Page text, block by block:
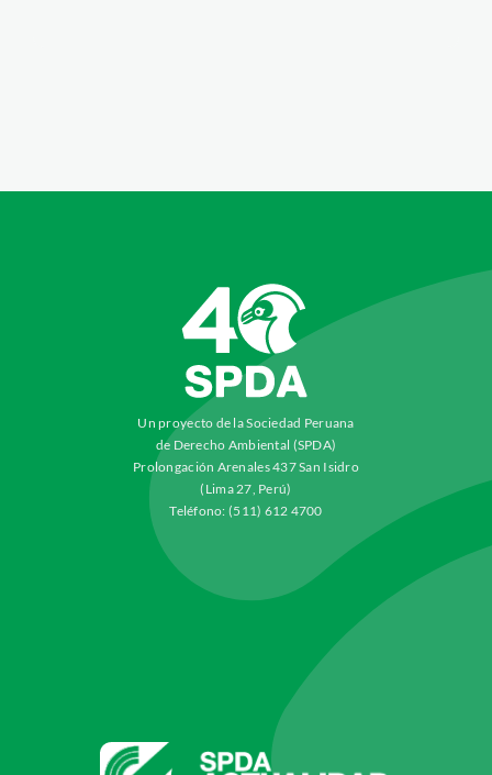
Un proyecto de la Sociedad Peruana
de Derecho Ambiental (SPDA)
Prolongación Arenales 437 San Isidro
(Lima 27, Perú)
Teléfono: (511) 612 4700